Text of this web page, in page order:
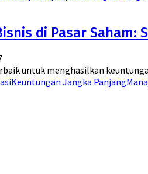
di Pasar
untuk menghasilkan
Keuntungan Jangka Panjang